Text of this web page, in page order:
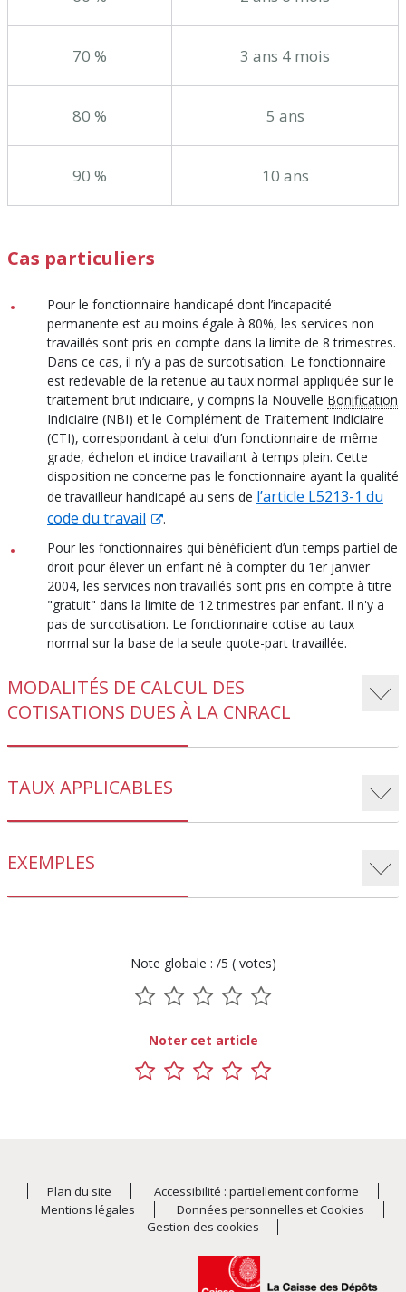
70 % 3 ans 4 mois
80 % 5 ans
90 % 10 ans
Cas particuliers
Pour le fonctionnaire handicapé dont l’incapacité
permanente est au moins égale à 80%, les services non
travaillés sont pris en compte dans la limite de 8 trimestres.
Dans ce cas, il n’y a pas de surcotisation. Le fonctionnaire
est redevable de la retenue au taux normal appliquée sur le
traitement brut indiciaire, y compris la Nouvelle Bonification
Indiciaire (NBI) et le Complément de Traitement Indiciaire
(CTI), correspondant à celui d’un fonctionnaire de même
grade, échelon et indice travaillant à temps plein. Cette
disposition ne concerne pas le fonctionnaire ayant la qualité
de travailleur handicapé au sens de l’article L5213-1 du
code du travail
.
Pour les fonctionnaires qui bénéficient d’un temps partiel de
droit pour élever un enfant né à compter du 1er janvier
2004, les services non travaillés sont pris en compte à titre
"gratuit" dans la limite de 12 trimestres par enfant. Il n'y a
pas de surcotisation. Le fonctionnaire cotise au taux
normal sur la base de la seule quote-part travaillée.
MODALITÉS DE CALCUL DES
COTISATIONS DUES À LA CNRACL
TAUX APPLICABLES
EXEMPLES
Note globale : /5 ( votes)
1
sur
5
2
sur
5
3
sur
5
4
sur
5 5
Noter cet article
1 2 3 4 5
Plan du site
Accessibilité : partiellement conforme
Mentions légales
Données personnelles et Cookies
Gestion des cookies